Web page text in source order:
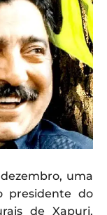
uma
presidente do
de Xapuri,